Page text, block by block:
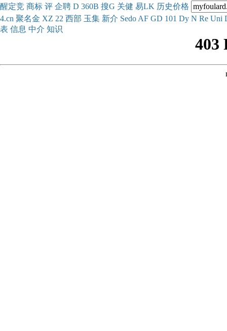
醒定竞 商标 评 企聘 D 360B 搜G 关健 易LK 历史价格
4.cn 聚名金 XZ 22 西部 玉集 新介 Sedo AF GD 101 Dy N Re Uni
表 信息 中介 知识